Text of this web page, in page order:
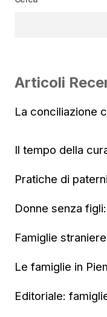
Articoli
La conciliazione
Il tempo della
Pratiche di
Donne senza
Famiglie
Le famiglie in
Editoriale: